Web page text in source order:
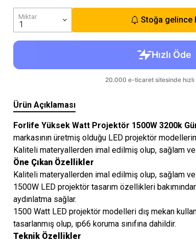
IşıklarıMiktar Stoğa gelince
Ürün Açıklaması
Forlife Yüksek Watt Projektör 1500W 3200k Gün
markasının üretmiş olduğu LED projektör
Kaliteli materyallerden imal edilmiş olup, sağlam ve
Öne Çıkan Özellikler
Kaliteli materyallerden imal edilmiş olup, sağlam ve
1500W LED projektör tasarım özellikleri
aydınlatma sağlar.
1500 Watt LED projektör modelleri dış mekan
tasarlanmış olup, ıp66 koruma sınıfına dahildir.
Teknik Özellikler